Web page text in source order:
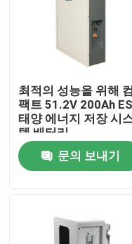
제품 소개
최적의 성능을 위해 컴
팩트 51.2V 200Ah
태양 에너지 저장 시
템 배터리
문의 보내기